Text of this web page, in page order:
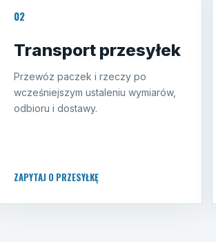
02
Transport przesyłek
Przewóz paczek i rzeczy po
wcześniejszym ustaleniu wymiarów,
odbioru i dostawy.
ZAPYTAJ O PRZESYŁKĘ